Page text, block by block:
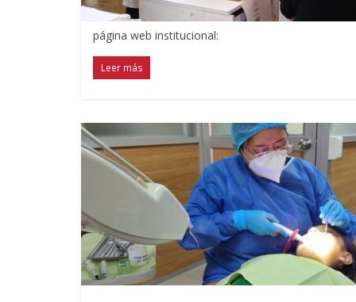
página web institucional:
Leer más